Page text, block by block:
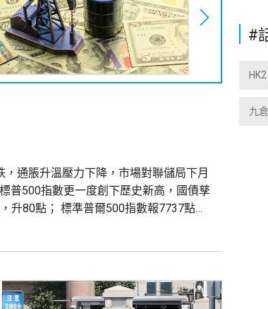
通脹升溫壓力下降，市場對聯儲局下月
普500指數更一度創下歷史新高，國債孳
升80點； 標準普爾500指數報7737點，
#
HK2
九